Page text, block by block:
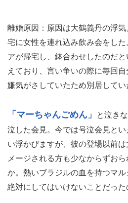
離婚原因：原因は大鶴義丹の浮
宅に女性を連れ込み飲み会をし
アが帰宅し、鉢合わせしたのだ
えており、言い争いの際に毎回
嫌気がさしていたため別居してい
「マーちゃんごめん」
と泣き
泣した会見。今では号泣会見と
い浮かびますが、彼の登場以前
メージされる方も少なからずお
か。熱いブラジルの血を持つマ
絶対にしてはいけないことだった